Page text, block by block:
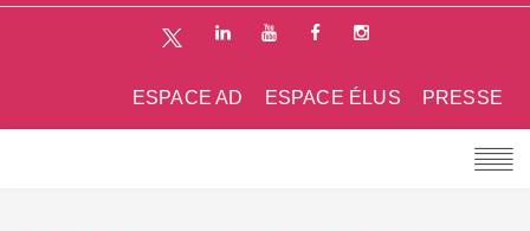
PRESSE
ESPACE ÉLUS
ESPACE AD